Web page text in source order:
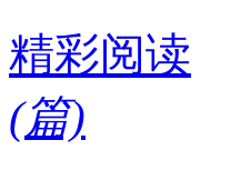
精彩阅读
(篇)